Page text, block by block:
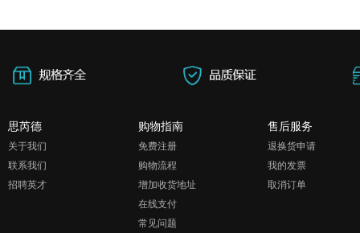
思芮德
关于我们
联系我们
招聘英才
购物指南
免费注册
购物流程
增加收货地址
在线支付
常见问题
售后服务
退换货申请
我的发票
取消订单